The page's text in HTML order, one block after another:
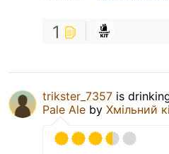
1
trikster_7357 is
Pale Ale by Хмільний